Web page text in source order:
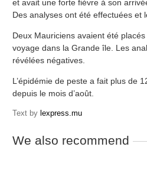
et avait une forte fièvre à son
Des analyses ont été effectuées et
Deux Mauriciens avaient été
voyage dans la Grande île. Les
révélées négatives.
L’épidémie de peste a fait plus de
depuis le mois d’août.
Text by lexpress.mu
We also recommend